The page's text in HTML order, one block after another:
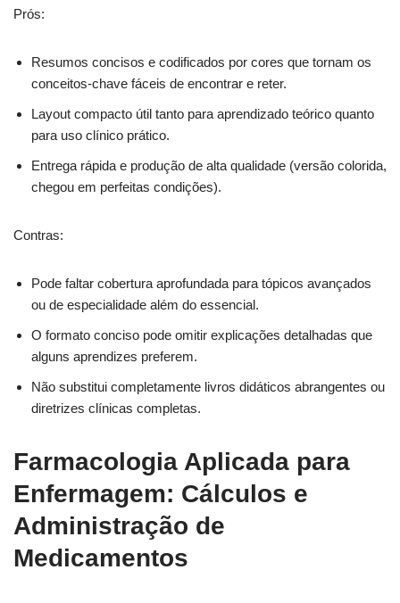
Prós:
Resumos concisos e codificados por cores que tornam os
conceitos-chave fáceis de encontrar e reter.
Layout compacto útil tanto para aprendizado teórico quanto
para uso clínico prático.
Entrega rápida e produção de alta qualidade (versão colorida,
chegou em perfeitas condições).
Contras:
Pode faltar cobertura aprofundada para tópicos avançados
ou de especialidade além do essencial.
O formato conciso pode omitir explicações detalhadas que
alguns aprendizes preferem.
Não substitui completamente livros didáticos abrangentes ou
diretrizes clínicas completas.
Farmacologia Aplicada para
Enfermagem: Cálculos e
Administração de
Medicamentos